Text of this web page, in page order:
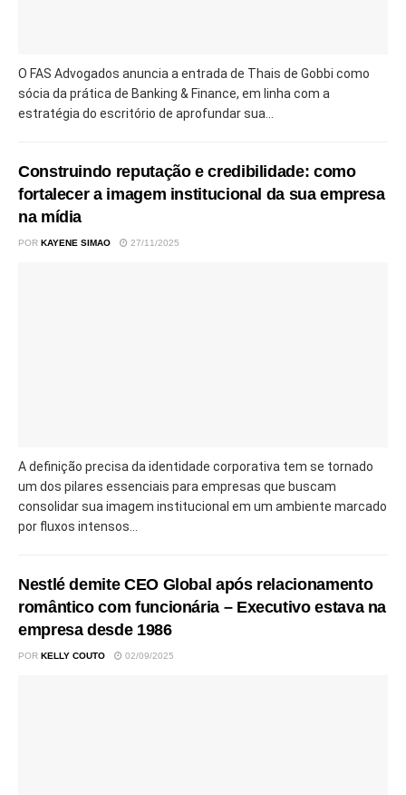
O FAS Advogados anuncia a entrada de Thais de Gobbi como
sócia da prática de Banking & Finance, em linha com a
estratégia do escritório de aprofundar sua...
Construindo reputação e credibilidade: como
fortalecer a imagem institucional da sua empresa
na mídia
POR KAYENE SIMAO 27/11/2025
A definição precisa da identidade corporativa tem se tornado
um dos pilares essenciais para empresas que buscam
consolidar sua imagem institucional em um ambiente marcado
por fluxos intensos...
Nestlé demite CEO Global após relacionamento
romântico com funcionária – Executivo estava na
empresa desde 1986
POR KELLY COUTO 02/09/2025